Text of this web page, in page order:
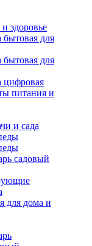
здоровье
бытовая для
бытовая для
цифровая
питания и
и сада
садовый
для дома и